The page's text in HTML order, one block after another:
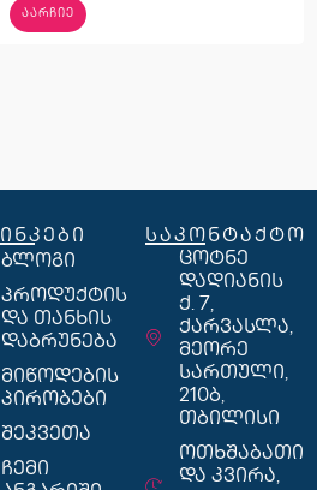
ᲐᲐᲠᲩᲘᲔ
ბლოგი
პროდუქტის
და თანხის
დაბრუნება
მიწოდების
პირობები
შეკვეთა
ჩემი
საკონტაქტო
ცოტნე
დადიანის
ქ. 7,
ქარვასლა,
მეორე
სართული,
210ბ,
თბილისი
ოთხშაბათი
და კვირა,